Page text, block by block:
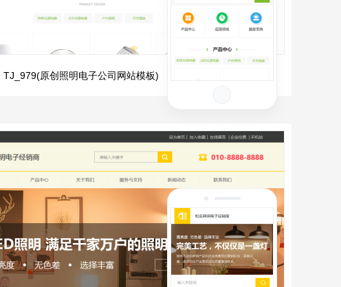
TJ_979(原创照明电子公司网站模板)